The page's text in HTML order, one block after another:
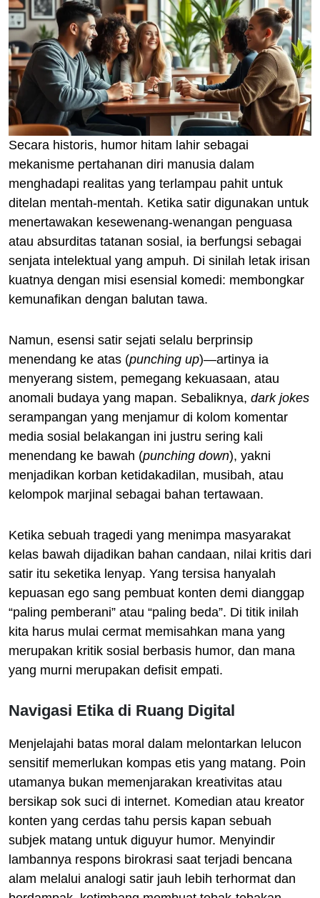
Secara historis, humor hitam lahir sebagai
mekanisme pertahanan diri manusia dalam
menghadapi realitas yang terlampau pahit untuk
ditelan mentah-mentah. Ketika satir digunakan untuk
menertawakan kesewenang-wenangan penguasa
atau absurditas tatanan sosial, ia berfungsi sebagai
senjata intelektual yang ampuh. Di sinilah letak irisan
kuatnya dengan misi esensial komedi: membongkar
kemunafikan dengan balutan tawa.
Namun, esensi satir sejati selalu berprinsip
menendang ke atas (punching up)—artinya ia
menyerang sistem, pemegang kekuasaan, atau
anomali budaya yang mapan. Sebaliknya, dark jokes
serampangan yang menjamur di kolom komentar
media sosial belakangan ini justru sering kali
menendang ke bawah (punching down), yakni
menjadikan korban ketidakadilan, musibah, atau
kelompok marjinal sebagai bahan tertawaan.
Ketika sebuah tragedi yang menimpa masyarakat
kelas bawah dijadikan bahan candaan, nilai kritis dari
satir itu seketika lenyap. Yang tersisa hanyalah
kepuasan ego sang pembuat konten demi dianggap
“paling pemberani” atau “paling beda”. Di titik inilah
kita harus mulai cermat memisahkan mana yang
merupakan kritik sosial berbasis humor, dan mana
yang murni merupakan defisit empati.
Navigasi Etika di Ruang Digital
Menjelajahi batas moral dalam melontarkan lelucon
sensitif memerlukan kompas etis yang matang. Poin
utamanya bukan memenjarakan kreativitas atau
bersikap sok suci di internet. Komedian atau kreator
konten yang cerdas tahu persis kapan sebuah
subjek matang untuk diguyur humor. Menyindir
lambannya respons birokrasi saat terjadi bencana
alam melalui analogi satir jauh lebih terhormat dan